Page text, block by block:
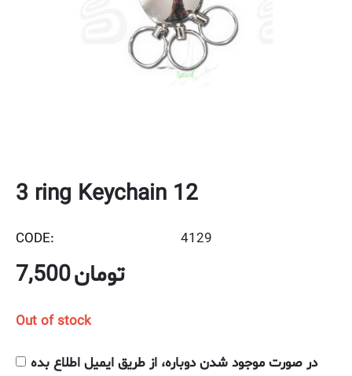
3 ring Keychain 12
CODE: 4129
7,500تومان
Out of stock
در صورت موجود شدن دوباره، از طریق ایمیل اطلاع بده